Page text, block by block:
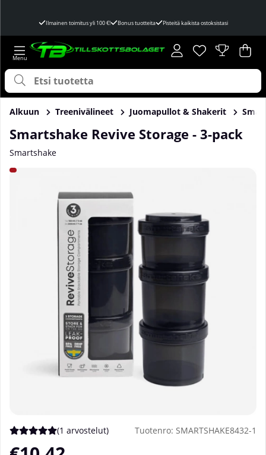
Ilmainen toimitus yli 100 €! Bonus tuotteita Pisteitä kaikista ostoksistasi
Toivelista
Lukumäärä
. .
Alkuun Treenivälineet Juomapullot & Shakerit
Smartshake Revive Storage - 3-pack
Smartshake
Tuotekuvat Smartshake Revive Storage - 3-pack
Keskiarvoluokitus 5 / 5 Arvioiden määrä 1
(1 arvostelut) Tuotenro: SMARTSHAKE8432-1